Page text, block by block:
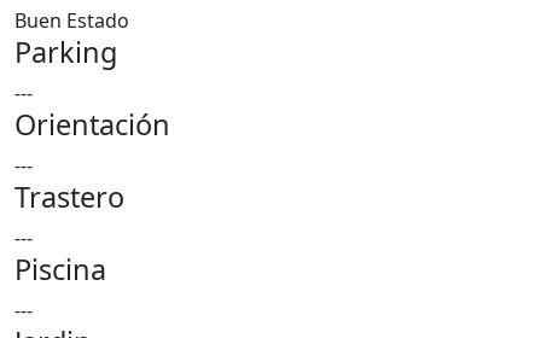
Buen Estado
Parking
---
Orientación
---
Trastero
---
Piscina
---